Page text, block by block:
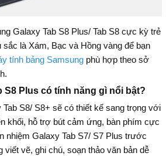
Galaxy Tab S8 Plus/ Tab S8 cực kỳ trẻ
sắc là Xám, Bạc và Hồng vàng để bạn
tính bảng Samsungphù hợp theo sở
S8 Plus có tính năng gì nổi bật?
S8/ S8+ sẽ có thiết kế sang trọng với
khối, hỗ trợ bút cảm ứng, bàn phím cực
nhiệm Galaxy Tab S7/ S7 Plus trước
viết vẽ, ghi chú, soạn thảo văn bản dễ